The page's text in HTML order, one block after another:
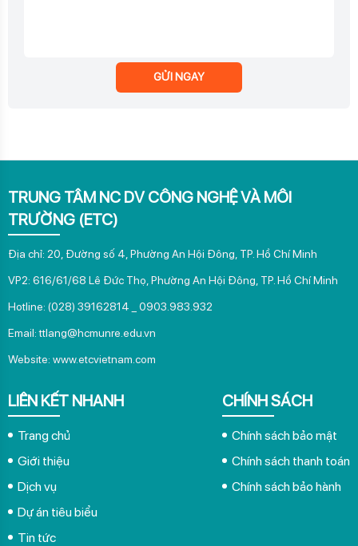
GỬI NGAY
TRUNG TÂM NC DV CÔNG NGHỆ VÀ MÔI
TRƯỜNG (ETC)
Địa chỉ: 20, Đường số 4, Phường An Hội Đông, TP. Hồ Chí Minh
VP2: 616/61/68 Lê Đức Thọ, Phường An Hội Đông, TP. Hồ Chí Minh
Hotline: (028) 39162814 _ 0903.983.932
Email: ttlang@hcmunre.edu.vn
Website: www.etcvietnam.com
LIÊN KẾT NHANH
Trang chủ
Giới thiệu
Dịch vụ
Dự án tiêu biểu
Tin tức
CHÍNH SÁCH
Chính sách bảo mật
Chính sách thanh toán
Chính sách bảo hành